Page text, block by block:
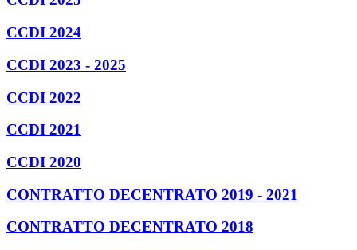
CCDI 2024
CCDI 2023 - 2025
CCDI 2022
CCDI 2021
CCDI 2020
CONTRATTO DECENTRATO 2019 - 2021
CONTRATTO DECENTRATO 2018